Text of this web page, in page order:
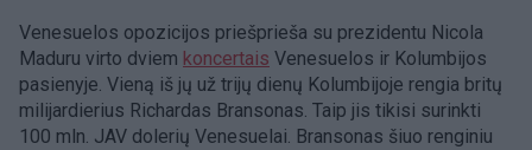
Venesuelos opozicijos priešprieša su prezidentu Nicola
Maduru virto dviem koncertais Venesuelos ir Kolumbijos
pasienyje. Vieną iš jų už trijų dienų Kolumbijoje rengia britų
milijardierius Richardas Bransonas. Taip jis tikisi surinkti
100 mln. JAV dolerių Venesuelai. Bransonas šiuo renginiu